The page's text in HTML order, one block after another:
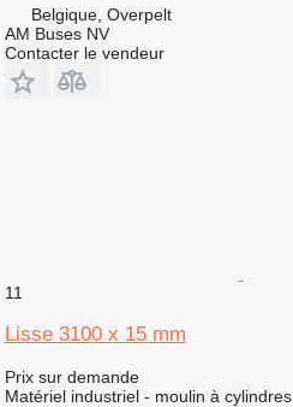
Belgique, Overpelt
AM Buses NV
Contacter le vendeur
11
Lisse 3100 x 15 mm
Prix sur demande
Matériel industriel - moulin à cylindres